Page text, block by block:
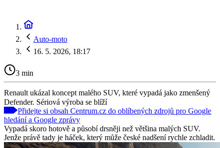
Auto-moto
16. 5. 2026, 18:17
3 min
Renault ukázal koncept malého SUV, které vypadá jako zmenšený
Defender. Sériová výroba se blíží
Přidejte si obsah Centrum.cz do oblíbených zdrojů pro Google
hledání a Google zprávy
Vypadá skoro hotově a působí drsněji než většina malých SUV.
Jenže právě tady je háček, který může české nadšení rychle zchladit.